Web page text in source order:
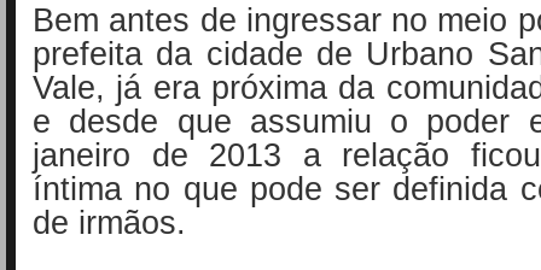
Bem antes de ingressar no meio
prefeita da cidade de Urbano
Vale, já era próxima da
e desde que assumiu o poder
janeiro de 2013 a relação
íntima no que pode ser definida
de irmãos.